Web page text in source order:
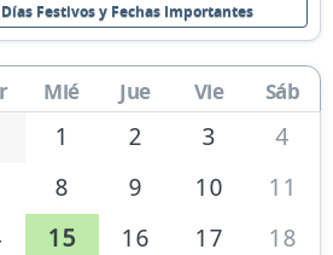
Festivos y Fechas Importantes
Mié Jue Vie Sáb
1 2 3
4
8 9 10
11
15 16 17
18